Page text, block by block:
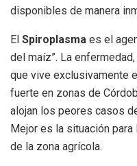
disponibles de manera
El Spiroplasma es el
del maíz”. La
que vive exclusivamente
fuerte en zonas de
alojan los peores casos
Mejor es la situación
de la zona agrícola.